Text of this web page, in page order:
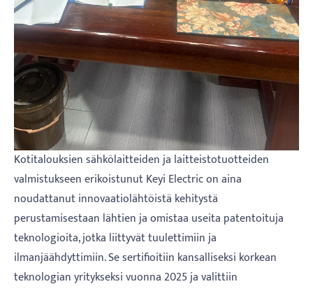
Kotitalouksien sähkölaitteiden ja laitteistotuotteiden
valmistukseen erikoistunut Keyi Electric on aina
noudattanut innovaatiolähtöistä kehitystä
perustamisestaan ​​lähtien ja omistaa useita patentoituja
teknologioita, jotka liittyvät tuulettimiin ja
ilmanjäähdyttimiin. Se sertifioitiin kansalliseksi korkean
teknologian yritykseksi vuonna 2025 ja valittiin